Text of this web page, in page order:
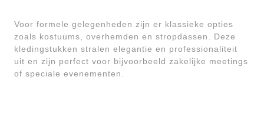
Voor formele gelegenheden zijn er klassieke opties
zoals kostuums, overhemden en stropdassen. Deze
kledingstukken stralen elegantie en professionaliteit
uit en zijn perfect voor bijvoorbeeld zakelijke meetings
of speciale evenementen.